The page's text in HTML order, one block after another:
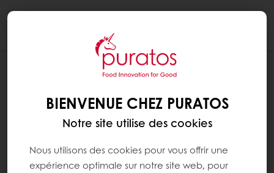
BIENVENUE CHEZ PURATOS
Notre site utilise des cookies
Nous utilisons des cookies pour vous offrir une
expérience optimale sur notre site web, pour